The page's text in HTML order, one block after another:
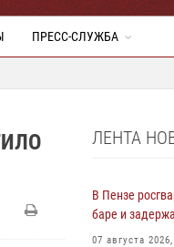
ПРЕСС-СЛУЖБА
ЛЕНТА
В Пензе
баре и
07 августа